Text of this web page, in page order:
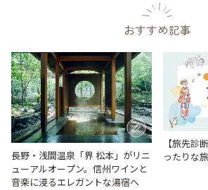
おすすめ記事
長野・浅間温泉「界 松本」がリニ
ューアルオープン。信州ワインと
音楽に浸るエレガントな湯宿へ
【旅先診
ったりな